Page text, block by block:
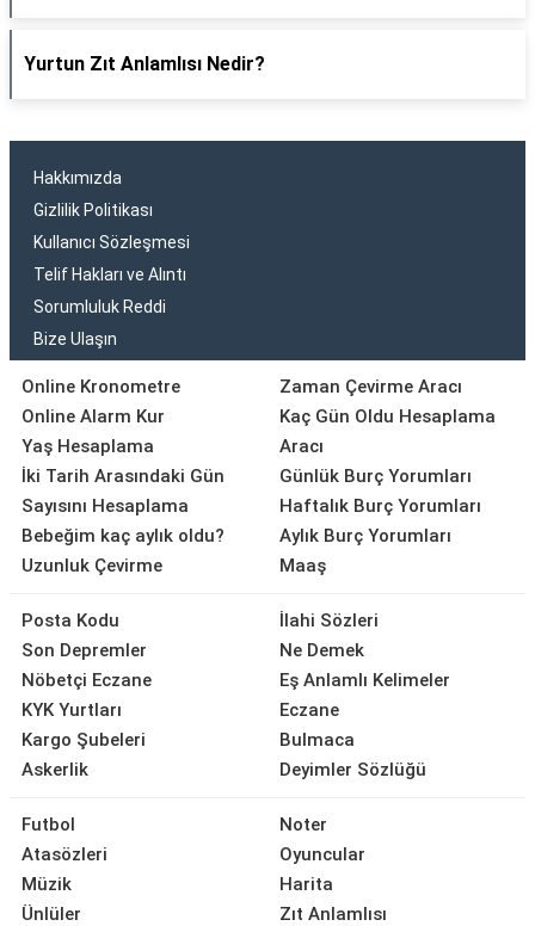
Yurtun Zıt Anlamlısı Nedir?
Hakkımızda
Gizlilik Politikası
Kullanıcı Sözleşmesi
Telif Hakları ve Alıntı
Sorumluluk Reddi
Bize Ulaşın
Online Kronometre
Online Alarm Kur
Yaş Hesaplama
İki Tarih Arasındaki Gün
Sayısını Hesaplama
Bebeğim kaç aylık oldu?
Uzunluk Çevirme
Zaman Çevirme Aracı
Kaç Gün Oldu Hesaplama
Aracı
Günlük Burç Yorumları
Haftalık Burç Yorumları
Aylık Burç Yorumları
Maaş
Posta Kodu
Son Depremler
Nöbetçi Eczane
KYK Yurtları
Kargo Şubeleri
Askerlik
İlahi Sözleri
Ne Demek
Eş Anlamlı Kelimeler
Eczane
Bulmaca
Deyimler Sözlüğü
Futbol
Atasözleri
Müzik
Ünlüler
Noter
Oyuncular
Harita
Zıt Anlamlısı